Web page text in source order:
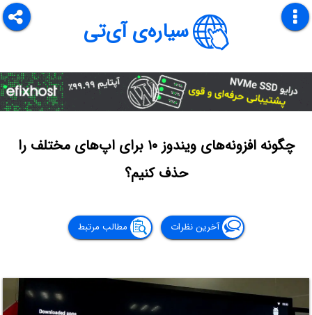
سیاره‌ی آی‌تی
چگونه افزونه‌های ویندوز ۱۰ برای اپ‌های مختلف را
حذف کنیم؟
آخرین نظرات مطالب مرتبط